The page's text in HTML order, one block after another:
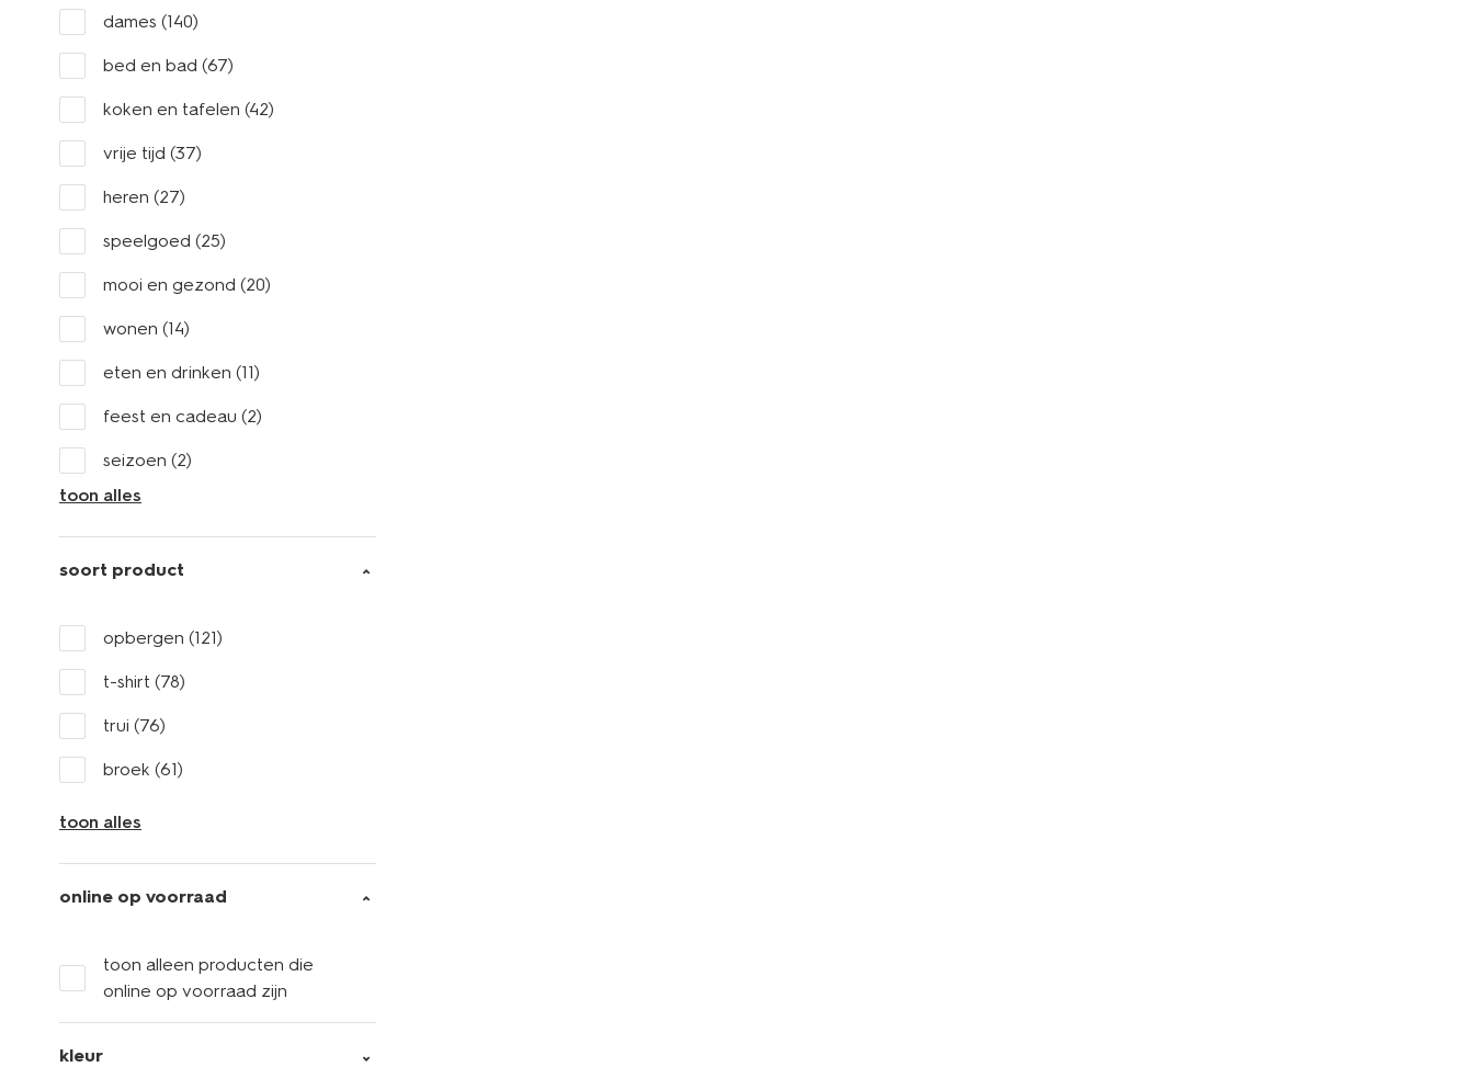
dames (140)
bed en bad (67)
koken en tafelen (42)
vrije tijd (37)
heren (27)
speelgoed (25)
mooi en gezond (20)
wonen (14)
eten en drinken (11)
feest en cadeau (2)
seizoen (2)
toon alles
soort product
opbergen (121)
t-shirt (78)
trui (76)
broek (61)
toon alles
online op voorraad
toon alleen producten die
online op voorraad zijn
kleur